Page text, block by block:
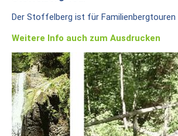
Der Stoffelberg ist für Familienbergtouren
Weitere Info auch zum Ausdrucken